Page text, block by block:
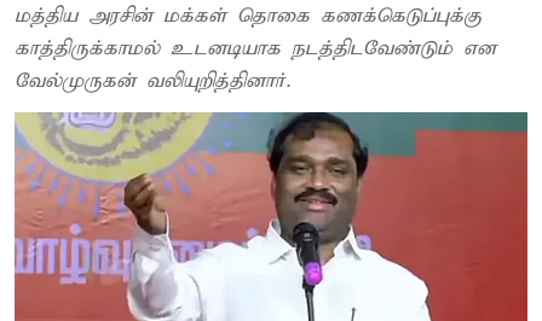
மத்திய அரசின் மக்கள் தொகை கணக்கெடுப்புக்கு
காத்திருக்காமல் உடனடியாக நடத்திடவேண்டும் என
வேல்முருகன் வலியுறித்தினார்.